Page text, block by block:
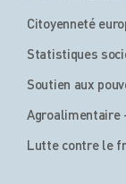
Citoyenneté
Statistiques
Soutien aux
Agroalimentaire
Lutte contre le